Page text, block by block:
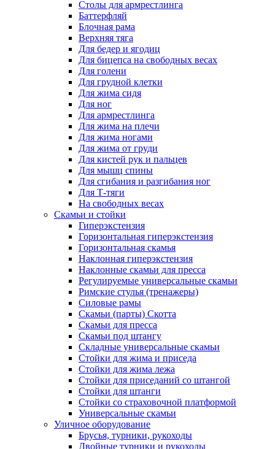
Столы для армрестлинга
Баттерфляй
Блочная рама
Верхняя тяга
Для бедер и ягодиц
Для бицепса на свободных весах
Для голени
Для грудной клетки
Для жима сидя
Для ног
Для армрестлинга
Для жима на плечи
Для жима ногами
Для жима от груди
Для кистей рук и пальцев
Для мышц спины
Для сгибания и разгибания ног
Для Т-тяги
На свободных весах
Скамьи и стойки
Гиперэкстензия
Горизонтальная гиперэкстензия
Горизонтальная скамья
Наклонная гиперэкстензия
Наклонные скамьи для пресса
Регулируемые универсальные скамьи
Римские стулья (тренажеры)
Силовые рамы
Скамьи (парты) Скотта
Скамьи для пресса
Скамьи под штангу
Складные универсальные скамьи
Стойки для жима и приседа
Стойки для жима лежа
Стойки для приседаний со штангой
Стойки для штанги
Стойки со страховочной платформой
Универсальные скамьи
Уличное оборудование
Брусья, турники, рукоходы
Двойные турники и рукоходы